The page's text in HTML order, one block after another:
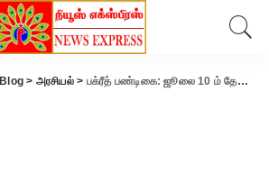
Blog > அரசியல்> பக்ரீத் பண்டிகை: ஜூலை 10 ம் தேதி பொது விடுமுறை அளித்து தமிழக அரசு உத்தரவு..!!